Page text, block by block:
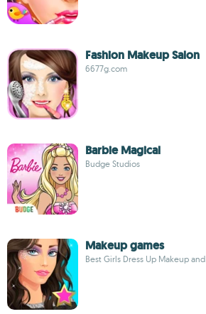
Fashion Makeup Salon
6677g.com
Barbie Magical
Budge Studios
Makeup games
Best Girls Dress Up Makeup and